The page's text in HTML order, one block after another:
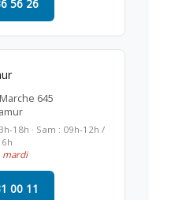
56 26
645
18h · Sam : 09h-12h /
mardi
00 11